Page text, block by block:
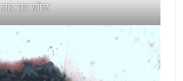
ताड़ का खोल